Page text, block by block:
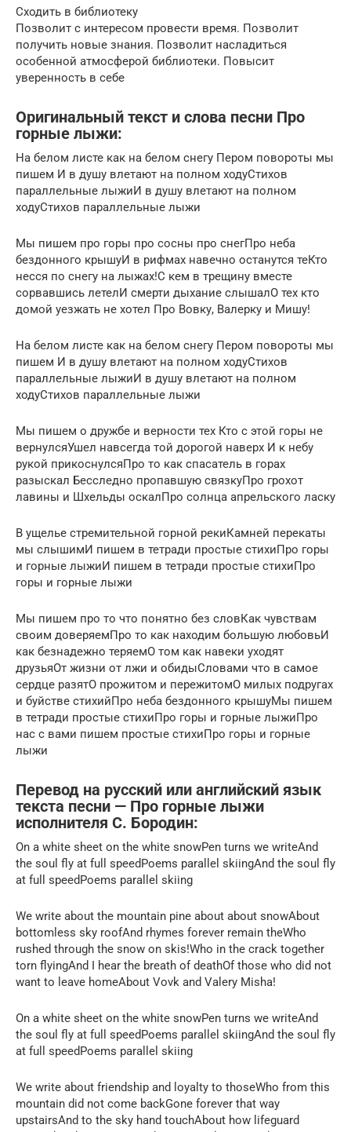
Сходить в библиотеку
Позволит с интересом провести время. Позволит
получить новые знания. Позволит насладиться
особенной атмосферой библиотеки. Повысит
уверенность в себе
Оригинальный текст и слова песни Про
горные лыжи:
На белом листе как на белом снегу Пером повороты мы
пишем И в душу влетают на полном ходуСтихов
параллельные лыжиИ в душу влетают на полном
ходуСтихов параллельные лыжи
Мы пишем про горы про сосны про снегПро неба
бездонного крышуИ в рифмах навечно останутся теКто
несся по снегу на лыжах!С кем в трещину вместе
сорвавшись летелИ смерти дыхание слышалО тех кто
домой уезжать не хотел Про Вовку, Валерку и Мишу!
На белом листе как на белом снегу Пером повороты мы
пишем И в душу влетают на полном ходуСтихов
параллельные лыжиИ в душу влетают на полном
ходуСтихов параллельные лыжи
Мы пишем о дружбе и верности тех Кто с этой горы не
вернулсяУшел навсегда той дорогой наверх И к небу
рукой прикоснулсяПро то как спасатель в горах
разыскал Бесследно пропавшую связкуПро грохот
лавины и Шхельды оскалПро солнца апрельского ласку
В ущелье стремительной горной рекиКамней перекаты
мы слышимИ пишем в тетради простые стихиПро горы
и горные лыжиИ пишем в тетради простые стихиПро
горы и горные лыжи
Мы пишем про то что понятно без словКак чувствам
своим доверяемПро то как находим большую любовьИ
как безнадежно теряемО том как навеки уходят
друзьяОт жизни от лжи и обидыСловами что в самое
сердце разятО прожитом и пережитомО милых подругах
и буйстве стихийПро неба бездонного крышуМы пишем
в тетради простые стихиПро горы и горные лыжиПро
нас с вами пишем простые стихиПро горы и горные
лыжи
Перевод на русский или английский язык
текста песни — Про горные лыжи
исполнителя С. Бородин:
On a white sheet on the white snowPen turns we writeAnd
the soul fly at full speedPoems parallel skiingAnd the soul fly
at full speedPoems parallel skiing
We write about the mountain pine about about snowAbout
bottomless sky roofAnd rhymes forever remain theWho
rushed through the snow on skis!Who in the crack together
torn flyingAnd I hear the breath of deathOf those who did not
want to leave homeAbout Vovk and Valery Misha!
On a white sheet on the white snowPen turns we writeAnd
the soul fly at full speedPoems parallel skiingAnd the soul fly
at full speedPoems parallel skiing
We write about friendship and loyalty to thoseWho from this
mountain did not come backGone forever that way
upstairsAnd to the sky hand touchAbout how lifeguard